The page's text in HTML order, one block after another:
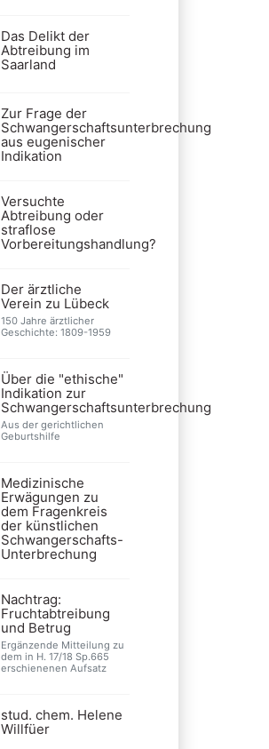
Das Delikt der
Abtreibung im
Saarland
Zur Frage der
Schwangerschaftsunterbrechung
aus eugenischer
Indikation
Versuchte
Abtreibung oder
straflose
Vorbereitungshandlung?
Der ärztliche
Verein zu Lübeck
150 Jahre ärztlicher
Geschichte: 1809-1959
Über die "ethische"
Indikation zur
Schwangerschaftsunterbrechung
Aus der gerichtlichen
Geburtshilfe
Medizinische
Erwägungen zu
dem Fragenkreis
der künstlichen
Schwangerschafts-
Unterbrechung
Nachtrag:
Fruchtabtreibung
und Betrug
Ergänzende Mitteilung zu
dem in H. 17/18 Sp.665
erschienenen Aufsatz
stud. chem. Helene
Willfüer